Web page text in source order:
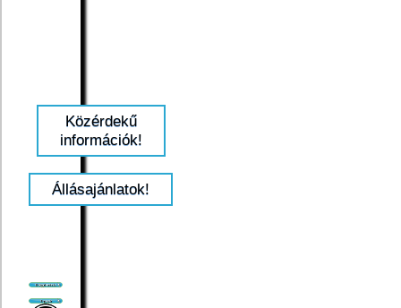
Közérdekű
információk!
Állásajánlatok!